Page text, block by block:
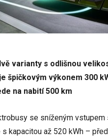
varianty s odlišnou
špičkovým výkonem 300
na nabití 500 km
se sníženým
kapacitou až 520 kWh –